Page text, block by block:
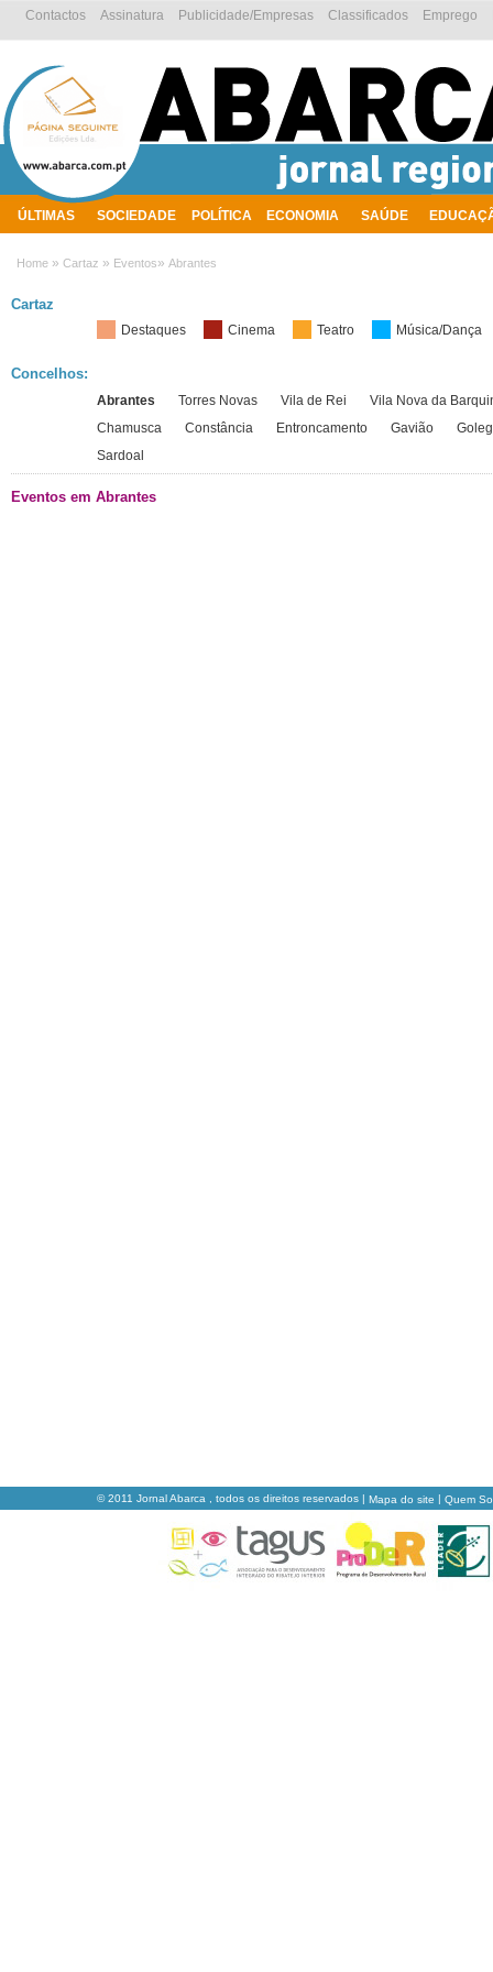
ÚLTIMAS SOCIEDADE POLÍTICA ECONOMIA SAÚDE
Emprego
Classificados
Publicidade/Empresas
Assinatura
Contactos
Home » Cartaz » Eventos» Abrantes
Cartaz
Destaques Cinema Teatro Música/Dança
Concelhos:
Abrantes Torres Novas Vila de Rei
Vila Nova da
Chamusca
Constância Entroncamento Gavião
Sardoal
Eventos em Abrantes
© 2011 Jornal Abarca , todos os direitos reservados | Mapa do site | Quem